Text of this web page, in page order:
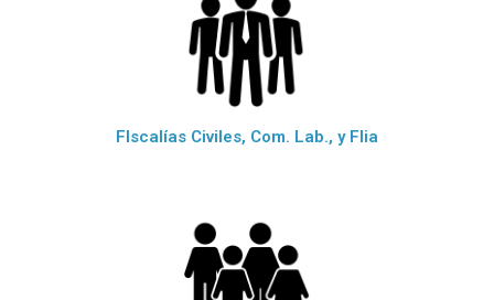
FIscalías Civiles, Com. Lab., y Flia